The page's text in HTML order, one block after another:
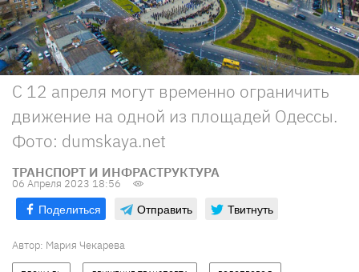
C 12 апреля могут временно ограничить
движение на одной из площадей Одессы.
Фото: dumskaya.net
ТРАНСПОРТ И ИНФРАСТРУКТУРА
06 Апреля 2023 18:56
Поделиться Отправить Твитнуть
Автор: Мария Чекарева